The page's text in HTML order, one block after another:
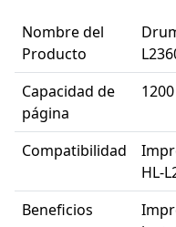
Nombre del
Producto
Capacidad de
página
Compatibilidad
HL-
Beneficios